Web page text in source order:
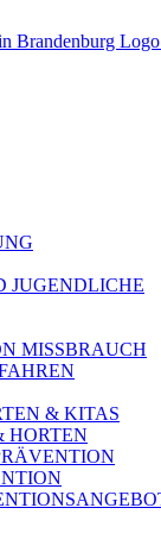
JUGENDLICHE
MISSBRAUCH
& KITAS
HORTEN